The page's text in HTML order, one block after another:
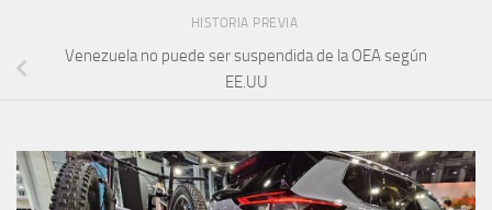
HISTORIA PREVIA
Venezuela no puede ser suspendida de la OEA según
EE.UU